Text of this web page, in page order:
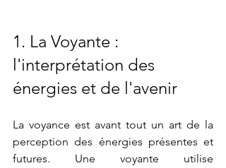
1. La Voyante :
l'interprétation des
énergies et de l'avenir
La voyance est avant tout un art de la
perception des énergies présentes et
futures. Une voyante utilise